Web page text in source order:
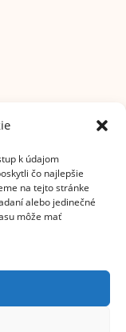
k údajom
čo najlepšie
na tejto stránke
alebo jedinečné
môže mať
osobných